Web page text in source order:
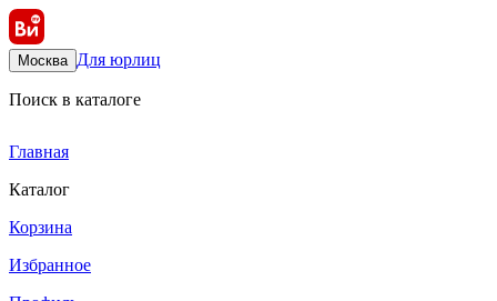
Москва Для юрлиц
Поиск в каталоге
Главная
Каталог
Корзина
Избранное